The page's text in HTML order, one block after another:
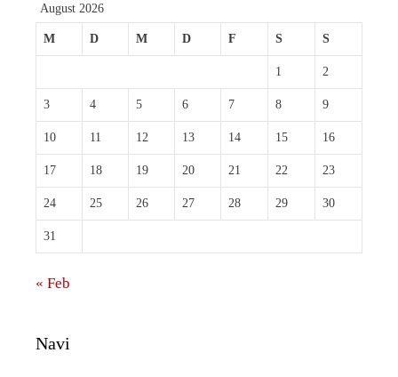
August 2026
M D M D F S S
1 2
3 4 5 6 7 8 9
10 11 12 13 14 15 16
17 18 19 20 21 22 23
24 25 26 27 28 29 30
31
« Feb
Navi